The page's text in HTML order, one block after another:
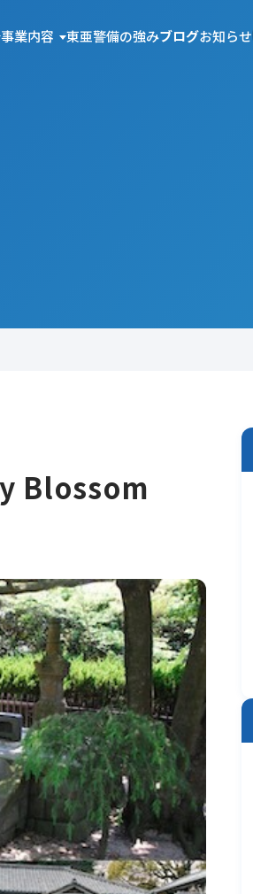
事業内容 東亜警備の強みブログお知らせ
Blossom